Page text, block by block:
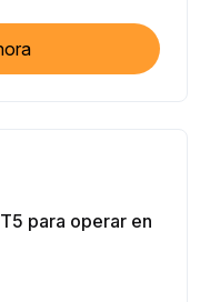
para operar en